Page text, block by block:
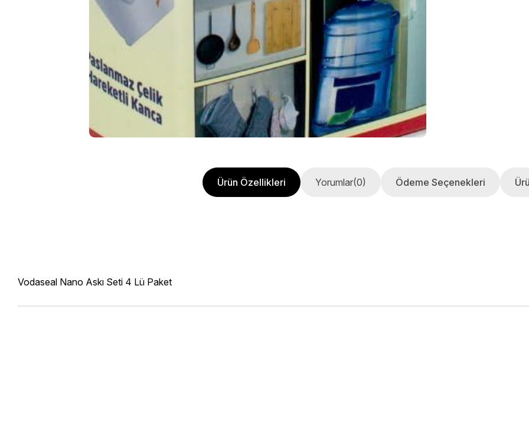
Ürün Özellikleri Yorumlar(0) Ödeme Seçenekleri
Vodaseal Nano Askı Seti 4 Lü Paket